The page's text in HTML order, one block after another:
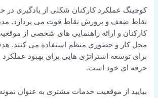
کوچینگ عملکرد کارکنان شکلی از یادگیری در
نقاط ضعف و پرورش نقاط قوت می پردازد.
کارکنان و ارائه راهنمایی های شخصی از
محل کار و حضوری منظم استفاده می کنند.
برای توسعه استراتژی هایی برای بهبود
حرفه ای خود است.
بیایید از موقعیت خدمات مشتری به عنوان